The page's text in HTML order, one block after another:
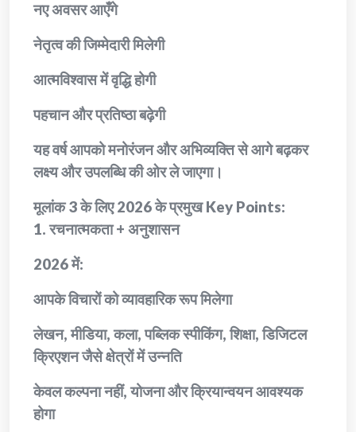
नए अवसर आएँगे
नेतृत्व की जिम्मेदारी मिलेगी
आत्मविश्वास में वृद्धि होगी
पहचान और प्रतिष्ठा बढ़ेगी
यह वर्ष आपको मनोरंजन और अभिव्यक्ति से आगे बढ़कर
लक्ष्य और उपलब्धि की ओर ले जाएगा।
मूलांक 3 के लिए 2026 के प्रमुख Key Points:
1. रचनात्मकता + अनुशासन
2026 में:
आपके विचारों को व्यावहारिक रूप मिलेगा
लेखन, मीडिया, कला, पब्लिक स्पीकिंग, शिक्षा, डिजिटल
क्रिएशन जैसे क्षेत्रों में उन्नति
केवल कल्पना नहीं, योजना और क्रियान्वयन आवश्यक
होगा